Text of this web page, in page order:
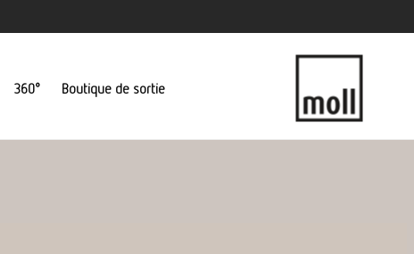
360° Boutique de sortie